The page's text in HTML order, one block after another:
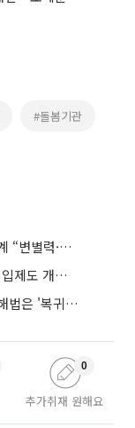
#돌봄기관
수능 절대평가·서논술형 공론화⋯입시업계 “변별력·사교육 대책 먼저”
국교위, 국가교육발전계획 10월 공개⋯대입제도 개편 공론화 추진
"육아휴직만으론 한계"⋯여성 경력유지 해법은 '복귀 후 유연근무’
추가취재 원해요
0